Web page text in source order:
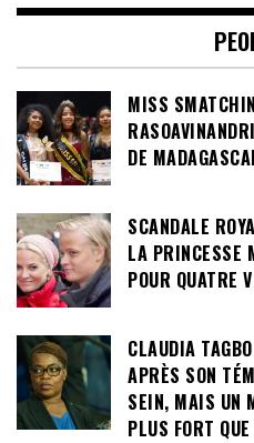
MISS
DE
SCANDALE
LA PRINCESSE
POUR QUATRE
CLAUDIA
APRÈS SON
SEIN, MAIS UN
PLUS FORT